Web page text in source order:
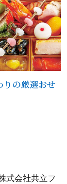
りの厳選おせ
式会社共立フ